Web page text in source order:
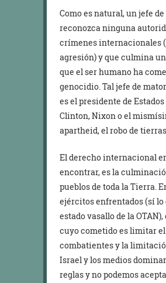
Como es natural, un jefe
reconozca ninguna
crímenes internacionales
agresión) y que culmina
que el ser humano ha
genocidio. Tal jefe de
es el presidente de
Clinton, Nixon o el
apartheid, el robo de
El derecho internacional
encontrar, es la
pueblos de toda la Tierra.
ejércitos enfrentados (sí lo
estado vasallo de la
cuyo cometido es limitar
combatientes y la
Israel y los medios
reglas y no podemos